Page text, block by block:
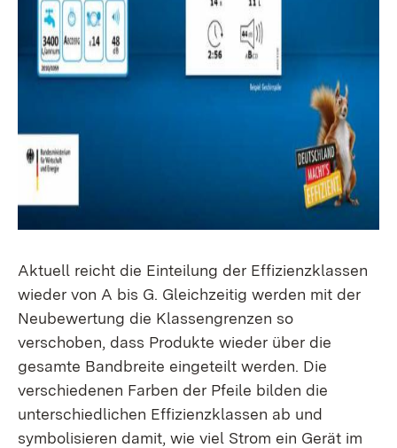
Aktuell reicht die Einteilung der Effizienzklassen
wieder von A bis G. Gleichzeitig werden mit der
Neubewertung die Klassengrenzen so
verschoben, dass Produkte wieder über die
gesamte Bandbreite eingeteilt werden. Die
verschiedenen Farben der Pfeile bilden die
unterschiedlichen Effizienzklassen ab und
symbolisieren damit, wie viel Strom ein Gerät im